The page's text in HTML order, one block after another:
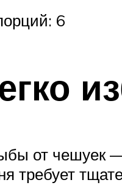
6
от чешуек —
требует